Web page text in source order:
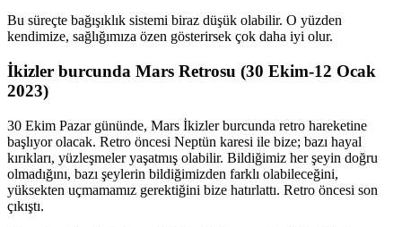
Bu süreçte bağışıklık sistemi biraz düşük olabilir. O yüzden
kendimize, sağlığımıza özen gösterirsek çok daha iyi olur.
İkizler burcunda Mars Retrosu (30 Ekim-12 Ocak
2023)
30 Ekim Pazar gününde, Mars İkizler burcunda retro hareketine
başlıyor olacak. Retro öncesi Neptün karesi ile bize; bazı hayal
kırıkları, yüzleşmeler yaşatmış olabilir. Bildiğimiz her şeyin doğru
olmadığını, bazı şeylerin bildiğimizden farklı olabileceğini,
yüksekten uçmamamız gerektiğini bize hatırlattı. Retro öncesi son
çıkıştı.